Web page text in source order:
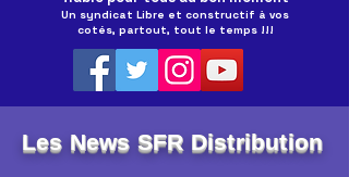
Un syndicat Libre et constructif à vos
cotés, partout, tout le temps !!!
Les News SFR Distribution